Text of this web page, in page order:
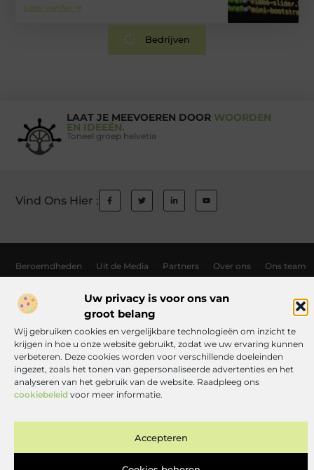
Uw privacy is voor ons van
groot belang
Wij gebruiken cookies en vergelijkbare technologieën om inzicht te
krijgen in hoe u onze website gebruikt, zodat we uw ervaring kunnen
verbeteren. Deze cookies worden voor verschillende doeleinden
ingezet, zoals het tonen van gepersonaliseerde advertenties en het
analyseren van het gebruik van de website. Raadpleeg ons
cookiebeleid voor meer informatie.
Accepteren
Lees verder ➜
Bedrijven
LAAT JE MEEVOEREN DOOR WOORDEN
EN IDEEËN.
Toneel groep helvetia
Vind Ons Hier :
Beroemdheden Uit de Media Partners Over ons Ons team
Links kopen Nederland: wat jij moet weten voordat je de knoop doorhakt
Manieren om geld te verdienen met jouw website: zo haal je er alles uit
All Rights Reserved © 2025
www.toneelgroephelvetia.nl.